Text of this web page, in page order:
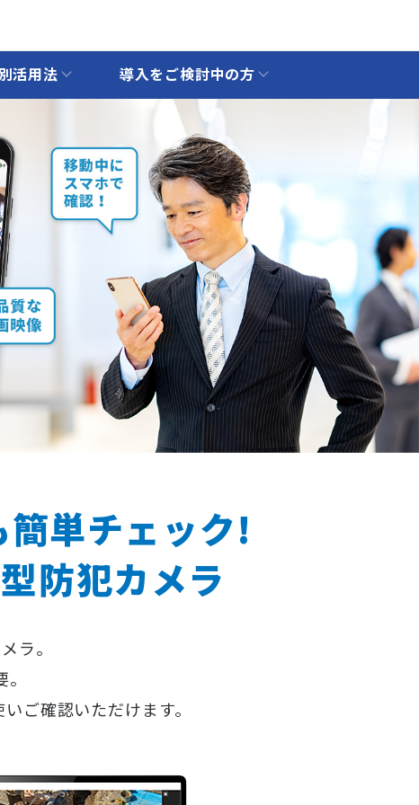
活用法 導入をご検討中の方
簡単チェック!
防犯カメラ
ラ。
ご確認いただけます。